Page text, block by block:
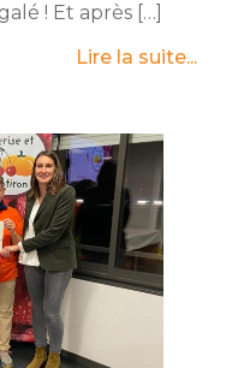
! Et après […]
Lire la suite...